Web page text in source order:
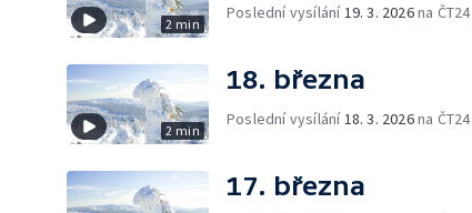
2 min
Poslední vysílání 19. 3. 2026na ČT24
2 min
18. března
Poslední vysílání 18. 3. 2026na ČT24
17. března